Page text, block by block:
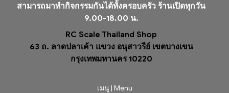
สามารถมาทำกิจกรรมกันได้ทั้งครอบครัว ร้านเปิดทุกวัน
9.00-18.00 น.
RC Scale Thailand Shop
63 ถ. ลาดปลาเค้า แขวง อนุสาวรีย์ เขตบางเขน
กรุงเทพมหานคร 10220
เมนู | Menu